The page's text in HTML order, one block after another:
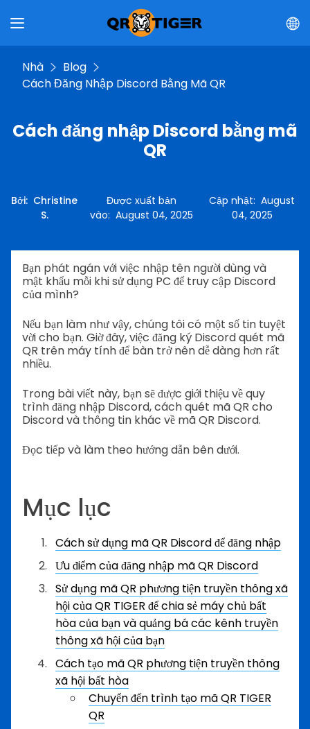
Nhà
Blog
Cách Đăng Nhập Discord Bằng Mã QR
Cách đăng nhập Discord bằng mã
QR
Bởi: Christine
S.
Được xuất bản
vào: August 04, 2025
Cập nhật:August
04, 2025
Bạn phát ngán với việc nhập tên người dùng và
mật khẩu mỗi khi sử dụng PC để truy cập Discord
của mình?
Nếu bạn làm như vậy, chúng tôi có một số tin tuyệt
vời cho bạn. Giờ đây, việc đăng ký Discord quét mã
QR trên máy tính để bàn trở nên dễ dàng hơn rất
nhiều.
Trong bài viết này, bạn sẽ được giới thiệu về quy
trình đăng nhập Discord, cách quét mã QR cho
Discord và thông tin khác về mã QR Discord.
Đọc tiếp và làm theo hướng dẫn bên dưới.
Mục lục
Cách sử dụng mã QR Discord để đăng nhập
Ưu điểm của đăng nhập mã QR Discord
Sử dụng mã QR phương tiện truyền thông xã
hội của QR TIGER để chia sẻ máy chủ bất
hòa của bạn và quảng bá các kênh truyền
thông xã hội của bạn
Cách tạo mã QR phương tiện truyền thông
xã hội bất hòa
Chuyển đến trình tạo mã QR TIGER
QR